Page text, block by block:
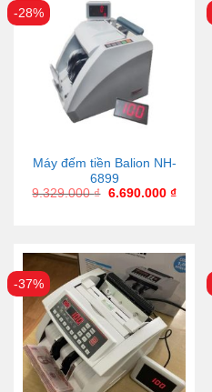
-28%
Máy đếm tiền Balion NH-
6899
9.329.000₫ 6.690.000 ₫
-37%